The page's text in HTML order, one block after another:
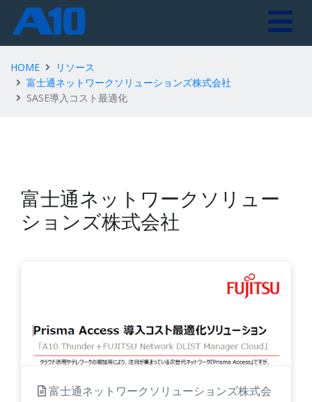
HOME
リソース
富士通ネットワークソリューションズ株式会社
SASE導入コスト最適化
富士通ネットワークソリュー
ションズ株式会社
富士通ネットワークソリューションズ株式会